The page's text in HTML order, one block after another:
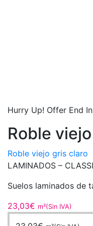
Hurry Up! Offer End
Roble
Roble viejo gris claro
LAMINADOS –
Suelos laminados de
23,03€ m²(Sin IVA)